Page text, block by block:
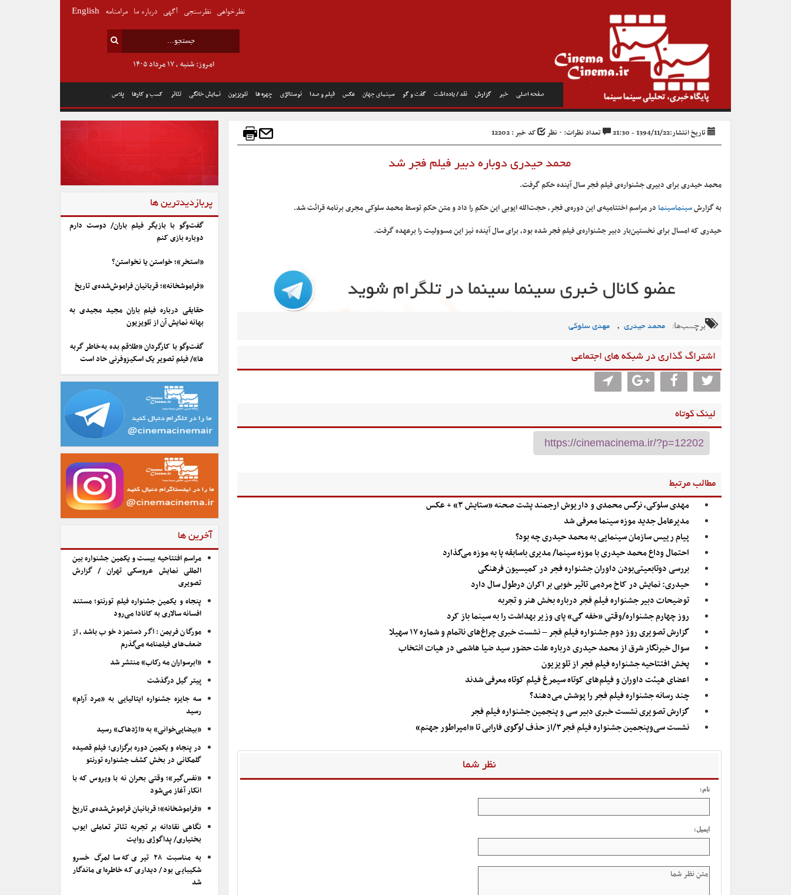
صفحه اصلی خبر گزارش نقد / یادداشت گفت و گو سینمای جهان عکس فیلم و صدا نوستالژی چهره ها تلویزیون نمایش خانگی تئاتر کسب و کارها پلاس
امروز: شنبه , ۱۷ مرداد ۱۴۰۵
نظرخواهی نظرسنجی آگهی درباره ما مرامنامه English
تاریخ انتشار:1394/11/22 - 21:30 تعداد نظرات: ۰ نظر کد خبر : 12202
محمد حیدری دوباره دبیر فیلم فجر شد
محمد حیدری برای دبیری جشنواره‌ی فیلم فجر سال آینده حکم گرفت.
به گزارشسینماسینمادر مراسم اختتامیه‌ی این دوره‌ی فجر، حجت‌الله ایوبی این حکم را داد و متن حکم توسط محمد سلوکی مجری برنامه قرائت شد.
حیدری که امسال برای نخستین‌بار دبیر جشنواره‌ی فیلم فجر شده بود، برای سال آینده نیز این مسوولیت را برعهده گرفت.
برچسب‌ها: محمد حیدری , مهدی سلوکی
اشتراگ گذاری در شبکه های اجتماعی
لینک کوتاه
مطالب مرتبط
مهدی سلوکی، نرگس محمدی و داریوش ارجمند پشت صحنه «ستایش ۳» + عکس
مدیرعامل جدید موزه سینما معرفی شد
پیام رییس سازمان سینمایی به محمد حیدری چه بود؟
احتمال وداع محمد حیدری با موزه سینما/ مدیری باسابقه پا به موزه می‌گذارد
بررسی دوتابعیتی‌بودن داوران جشنواره فجر در کمیسیون فرهنگی
حیدری: نمایش در کاخ مردمی تاثیر خوبی بر اکران درطول سال دارد
توضیحات دبیر جشنواره فیلم فجر درباره بخش هنر و تجربه
روز چهارم جشنواره/وقتی «خفه گی» پای وزیر بهداشت را به سینما باز کرد
گزارش تصویری روز دوم جشنواره فیلم فجر – نشست خبری چراغ‌های ناتمام و شماره ۱۷ سهیلا
سوال خبرنگار شرق از محمد حیدری درباره علت حضور سید ضیا هاشمی در هیات انتخاب
پخش افتتاحیه جشنواره فیلم فجر از تلویزیون
اعضای هیئت داوران و فیلم‌های کوتاه سیمرغ فیلم کوتاه معرفی شدند
چند رسانه جشنواره فیلم فجر را پوشش می‌دهند؟
گزارش تصویری نشست خبری دبیر سی و پنجمین جشنواره فیلم فجر
نشست سی‌وپنجمین جشنواره فیلم فجر۳/از حذف لوگوی فارابی تا «امپراطور جهنم»
نظر شما
نام:
ایمیل:
پربازدیدترین ها
گفت‌وگو با بازیگر فیلم باران/ دوست دارم
دوباره بازی کنم
«استخر»؛ خواستن یا نخواستن؟
«فراموشخانه»؛ قربانیان فراموش‌شده‌ی تاریخ
حقایقی درباره فیلم باران مجید مجیدی به
بهانه نمایش آن از تلویزیون
گفت‌وگو با کارگردان «طلاقم بده به خاطر گربه
ها»/ فیلم تصویر یک اسکیزوفرنی حاد است
آخرین ها
مراسم افتتاحیه بیست و یکمین جشنواره بین
المللی نمایش عروسکی تهران / گزارش
تصویری
پنجاه و یکمین جشنواره فیلم تورنتو؛ مستند
افسانه سالاری به کانادا می‌رود
مورگان فریمن: اگر دستمزد خوب باشد، از
ضعف‌های فیلمنامه می‌گذرم
«ابرسواران مه رکاب» منتشر شد
پیتر گیل درگذشت
سه جایزه جشنواره ایتالیایی به «مرد آرام»
رسید
«بیضایی‌خوانی» به «اژدهاک» رسید
در پنجاه و یکمین دوره برگزاری؛ فیلم قصیده
گلمکانی در بخش کشف جشنواره تورنتو
«نفس‌گیر»؛ وقتی بحران نه با ویروس که با
انکار آغاز می‌شود
«فراموشخانه»؛ قربانیان فراموش‌شده‌ی تاریخ
نگاهی نقادانه بر تجربه تئاتر تعاملی ایوب
بختیاری/ پداگوژی روایت
به مناسبت ۲۸ تیری که سالمرگ خسرو
شکیبایی بود/ دیداری که خاطره‌ای ماندگار
شد